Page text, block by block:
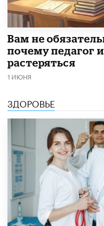
​Вам не
почему педагог
растеряться
1 ИЮНЯ
ЗДОРОВЬЕ